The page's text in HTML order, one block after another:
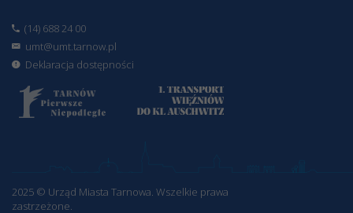
(14) 688 24 00
umt@umt.tarnow.pl
Deklaracja dostępności
2025 © Urząd Miasta Tarnowa. Wszelkie prawa
zastrzeżone.